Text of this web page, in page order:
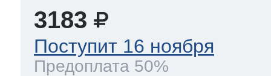
3183
Поступит 16 ноября
Предоплата 50%